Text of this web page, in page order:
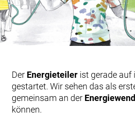
Der Energieteiler ist gerade auf
gestartet. Wir sehen das als
gemeinsam an der
können.